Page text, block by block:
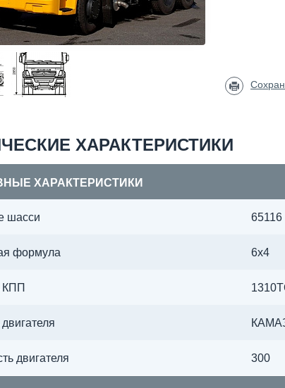
ХАРАКТЕРИСТИКИ
ХАРАКТЕРИСТИКИ
шасси 65116
формула 6х4
КПП
двигателя 300